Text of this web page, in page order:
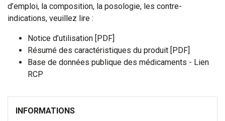
d’emploi, la composition, la posologie, les contre-
indications, veuillez lire :
Notice d’utilisation [PDF]
Résumé des caractéristiques du produit [PDF]
Base de données publique des médicaments - Lien
RCP
INFORMATIONS